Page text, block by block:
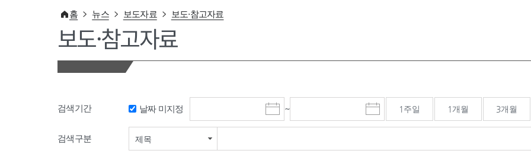
홈 뉴스 보도자료 보도·참고자료
보도·참고자료
검색기간 날짜 미지정
시
작
~
종
료
1주일 1개월 3개월
검색구분 제목